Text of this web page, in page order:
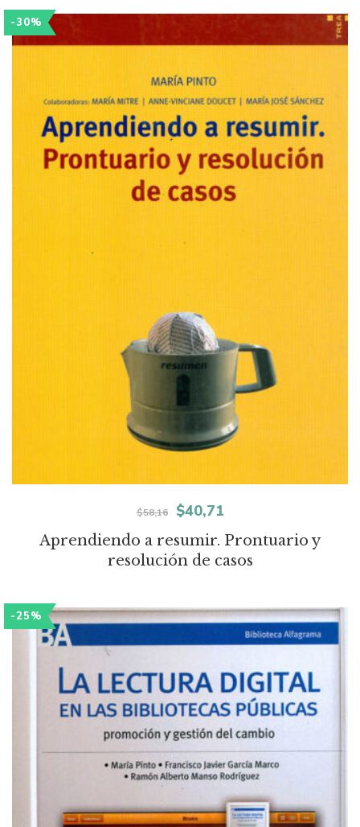
-30%
Aprendiendo a resumir. Prontuario y
resolución de casos
$58,16
El
precio
original
$58,16.
$40,71El
precio
actual
$40,71.
-25%